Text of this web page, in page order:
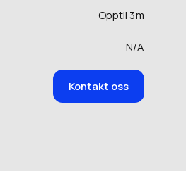
Opptil 3m
N/A
Kontakt oss